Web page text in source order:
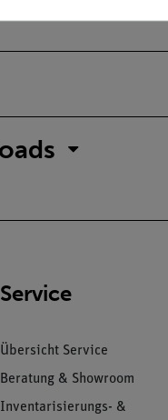
2
Service
Übersicht Service
Beratung & Showroom
Inventarisierungs- &